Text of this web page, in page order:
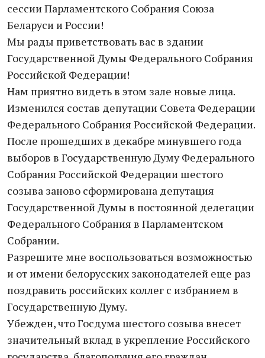
сессии Парламентского Собрания Союза
Беларуси и России!
Мы рады приветствовать вас в здании
Государственной Думы Федерального Собрания
Российской Федерации!
Нам приятно видеть в этом зале новые лица.
Изменился состав депутации Совета Федерации
Федерального Собрания Российской Федерации.
После прошедших в декабре минувшего года
выборов в Государственную Думу Федерального
Собрания Российской Федерации шестого
созыва заново сформирована депутация
Государственной Думы в постоянной делегации
Федерального Собрания в Парламентском
Собрании.
Разрешите мне воспользоваться возможностью
и от имени белорусских законодателей еще раз
поздравить российских коллег с избранием в
Государственную Думу.
Убежден, что Госдума шестого созыва внесет
значительный вклад в укрепление Российского